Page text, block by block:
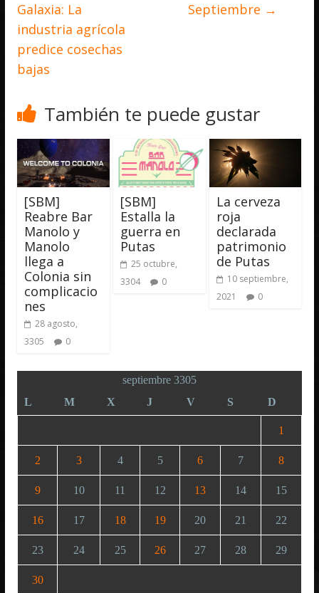
Galaxia: La
industria agrícola
predice cosechas
bajas
Septiembre →
También te puede gustar
[SBM]
Reabre Bar
Manolo y
Manolo
llega a
Colonia sin
complicacio
nes
28 agosto,
3305
0
[SBM]
Estalla la
guerra en
Putas
25 octubre,
3304
0
La cerveza
roja
declarada
patrimonio
de Putas
10 septiembre,
2021
0
septiembre 3305
L
M X J V S D
1
2 3 4 5 6 7 8
9 10 11 12 13 14 15
16 17 18 19 20 21 22
23 24 25 26 27 28 29
30